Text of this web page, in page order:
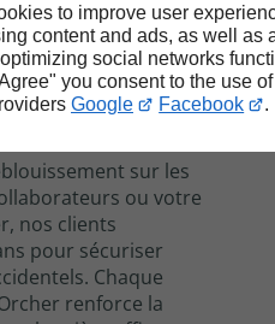
to improve user
content and ads, as well as
social networks
you consent to the use
Google Facebook .
une précision
pour vos
une large
de votre
l'Orcher.
sur les
ou votre
nos clients
pour sécuriser
Chaque
renforce la